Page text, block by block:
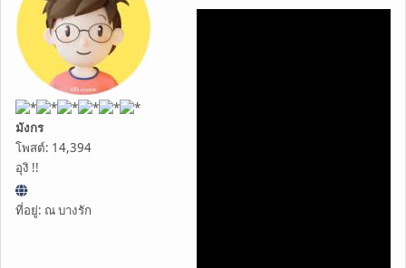
มังกร
โพสต์: 14,394
อุงิ !!
ที่อยู่: ณ บางรัก